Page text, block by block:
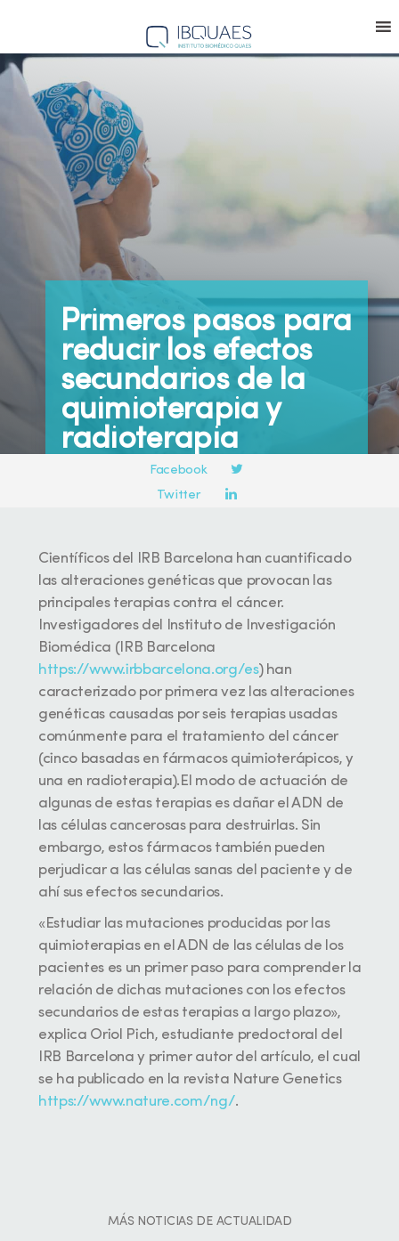
Primeros pasos para
reducir los efectos
secundarios de la
quimioterapia y
radioterapia
Compartir en:
Facebook
Twitter
Científicos del IRB Barcelona han cuantificado
las alteraciones genéticas que provocan las
principales terapias contra el cáncer.
Investigadores del Instituto de Investigación
Biomédica (IRB Barcelona
https://www.irbbarce lona.org/es) han
caracterizado por primera vez las alteraciones
genéticas causadas por seis terapias usadas
comúnmente para el tratamiento del cáncer
(cinco basadas en fármacos quimioterápicos, y
una en radioterapia).El modo de actuación de
algunas de estas terapias es dañar el ADN de
las células cancerosas para destruirlas. Sin
embargo, estos fármacos también pueden
perjudicar a las células sanas del paciente y de
ahí sus efectos secundarios.
«Estudiar las mutaciones producidas por las
quimioterapias en el ADN de las células de los
pacientes es un primer paso para comprender la
relación de dichas mutaciones con los efectos
secundarios de estas terapias a largo plazo»,
explica Oriol Pich, estudiante predoctoral del
IRB Barcelona y primer autor del artículo, el cual
se ha publicado en la revista Nature Genetics
https://www.nature.com/ng/.
MÁS NOTICIAS DE ACTUALIDAD